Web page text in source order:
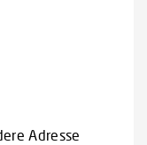
Adresse